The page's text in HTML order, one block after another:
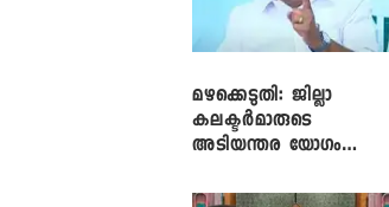
മഴക്കെടുതി: ജില്ലാ
കലക്ടർമാരുടെ
അടിയന്തര യോഗം